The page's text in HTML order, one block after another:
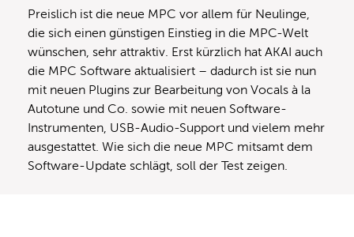
Preislich ist die neue MPC vor allem für Neulinge,
die sich einen günstigen Einstieg in die MPC-Welt
wünschen, sehr attraktiv. Erst kürzlich hat AKAI auch
die MPC Software aktualisiert – dadurch ist sie nun
mit neuen Plugins zur Bearbeitung von Vocals à la
Autotune und Co. sowie mit neuen Software-
Instrumenten, USB-Audio-Support und vielem mehr
ausgestattet. Wie sich die neue MPC mitsamt dem
Software-Update schlägt, soll der Test zeigen.